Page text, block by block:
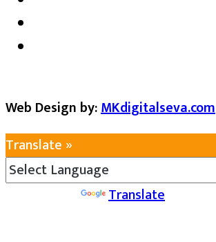
Web Design by:MKdigitalseva.com
Translate »
Translate